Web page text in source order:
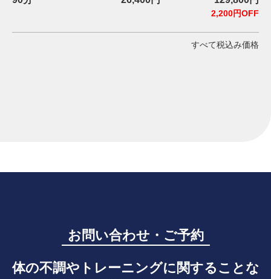
2,200円OFF
すべて税込み価格
お問い合わせ・ご予約
体の不調やトレーニングに関することな